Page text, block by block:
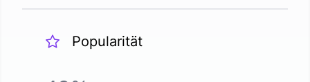
Popularität